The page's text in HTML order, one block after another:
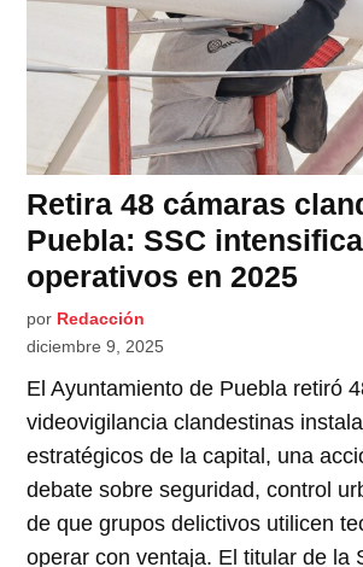
Retira 48 cámaras
Puebla: SSC intensifica
operativos en 2025
por Redacción
diciembre 9, 2025
El Ayuntamiento de Puebla retiró
videovigilancia clandestinas
estratégicos de la capital, una
debate sobre seguridad, control
de que grupos delictivos utilicen
operar con ventaja. El titular de la